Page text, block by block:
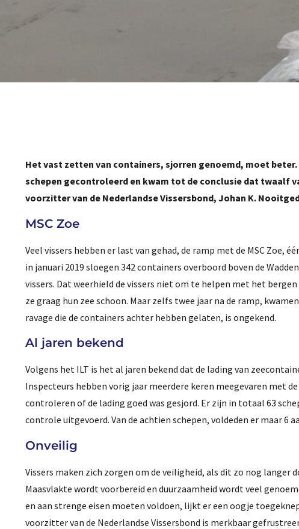
Het vast zetten van containers, sjorren genoemd, moet
schepen gecontroleerd en kwam tot de conclusie dat twaalf
voorzitter van de Nederlandse Vissersbond, Johan K.
MSC Zoe
Veel vissers hebben er last van gehad, de ramp met de MSC Zoe,
in januari 2019 sloegen 342 containers overboord boven de
vissers. Dat weerhield de vissers niet om te helpen met het
ze graag hun zee schoon. Maar zelfs twee jaar na de ramp,
ravage die de containers achter hebben gelaten, is ongekend.
Al jaren bekend
Volgens het ILT is het al jaren bekend dat de lading van
Inspecteurs hebben vorig jaar meerdere keren meegevaren met
controleren of de lading goed was gesjord. Er zijn in totaal 63
controle uitgevoerd. Van de achtien schepen, voldeden er maar 6
Onveilig
Vissers maken zich zorgen om de veiligheid, als dit zo nog langer
Maasvlakte wordt voorbereid en duurzaamheid wordt veel
en aan strenge eisen moeten voldoen, lijkt er een oogje
voorzitter van de Nederlandse Vissersbond is merkbaar